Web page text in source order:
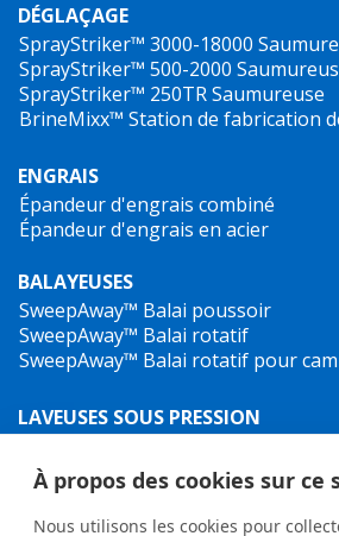
DÉGLAÇAGE
SprayStriker™ 3000-18000
SprayStriker™ 500-2000
SprayStriker™ 250TRSaumureuse
BrineMixx™ Station de fabrication
ENGRAIS
Épandeur d'engrais combiné
Épandeur d'engrais en acier
BALAYEUSES
SweepAway™ Balai poussoir
SweepAway™ Balai rotatif
SweepAway™ Balai rotatif pour
LAVEUSES SOUS PRESSION
Jet-It™ Laveuse sous pression
Jet-it™ Nettoyeur haute pression
À propos des cookies sur ce
Nous utilisons les cookies pour